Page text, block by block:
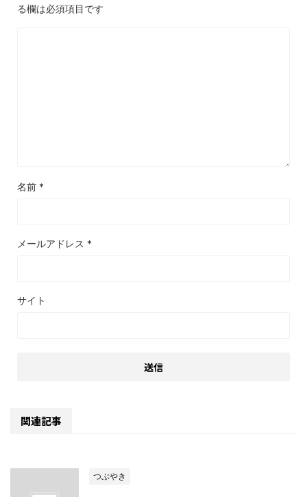
る欄は必須項目です
名前 *
メールアドレス *
サイト
関連記事
つぶやき